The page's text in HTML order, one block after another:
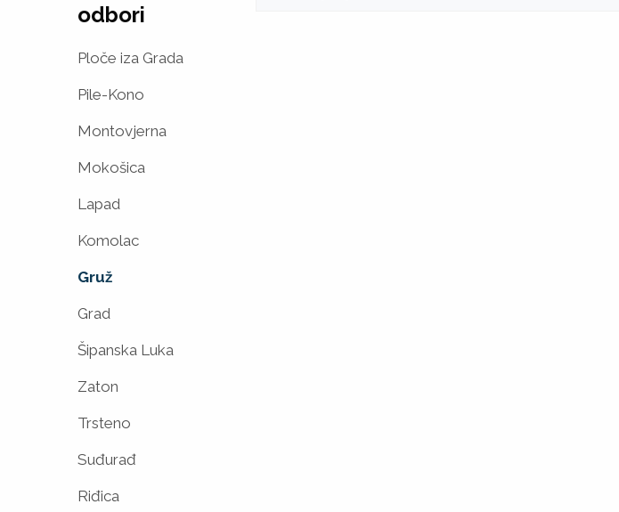
odbori
Ploče iza Grada
Pile-Kono
Montovjerna
Mokošica
Lapad
Komolac
Gruž
Grad
Šipanska Luka
Zaton
Trsteno
Suđurađ
Riđica